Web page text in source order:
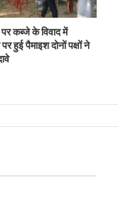
कब्जे के विवाद में
हुई पैमाइश दोनों पक्षों ने